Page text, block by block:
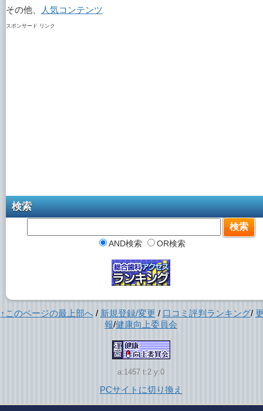
その他、 人気コンテンツ
スポンサード リンク
検索
AND検索 OR検索
↑このページの最上部へ/ 新規登録/変更 / 口コミ評判ランキング/
報/健康向上委員会
a:1457 t:2 y:0
PCサイトに切り換え